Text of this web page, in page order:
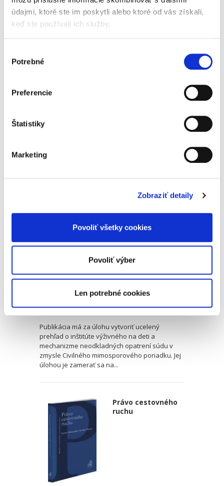
údajmi, ktoré ste im poskytli alebo ktoré od vás získali,
keď ste používali ich služby.
súhlasu
Potrebné
Preferencie
Štatistiky
Marketing
Zobraziť detaily
Povoliť všetky cookies
Povoliť výber
Len potrebné cookies
obstarávania
39,00 €
Publikácia je komplexnou zbierkou judikatúry
vo veciach verejného obstarávania, ktorá
aj rozhodovaciu činnosť...
Maloletí - výživné a
opatrenia súdu
21,90 €bez DPH
Publikácia má za úlohu vytvoriť ucelený
prehľad o inštitúte výživného na deti a
mechanizme neodkladných opatrení súdu v
zmysle Civilného mimosporového poriadku. Jej
úlohou je zamerať sa na...
Právo cestovného
ruchu